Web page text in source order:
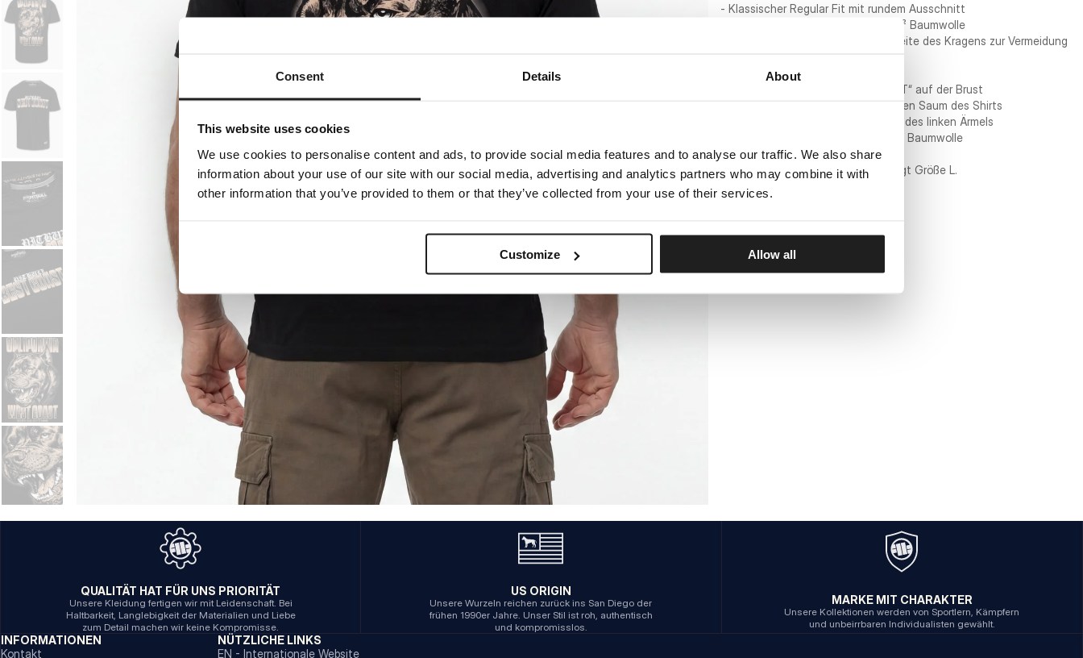
Consent Details About
This website uses cookies
We use cookies to personalise content and ads, to provide social media features and to analyse our traffic. We also share
information about your use of our site with our social media, advertising and analytics partners who may combine it with
other information that you’ve provided to them or that they’ve collected from your use of their services.
Customize Allow all
- Klassischer Regular Fit mit rundem Ausschnitt
- T-Shirt aus hochwertiger 190 g/m² Baumwolle
- Weiche Einfassung an der Innenseite des Kragens zur Vermeidung
- Großer Druck auf dem Rücken
- Schriftzug „PITBULL BEST COAST“ auf der Brust
- Großes gewebtes Patch am unteren Saum des Shirts
- Kleines gewebtes Patch am Rand des linken Ärmels
- Materialzusammensetzung: 100 % Baumwolle
Das Modell ist 176 cm groß und trägt Größe L.
QUALITÄT HAT FÜR UNS PRIORITÄT
Unsere Kleidung fertigen wir mit Leidenschaft. Bei
Haltbarkeit, Langlebigkeit der Materialien und Liebe
zum Detail machen wir keine Kompromisse.
US ORIGIN
Unsere Wurzeln reichen zurück ins San Diego der
frühen 1990er Jahre. Unser Stil ist roh, authentisch
und kompromisslos.
MARKE MIT CHARAKTER
Unsere Kollektionen werden von Sportlern, Kämpfern
und unbeirrbaren Individualisten gewählt.
INFORMATIONEN
Kontakt
NÜTZLICHE LINKS
EN - Internationale Website